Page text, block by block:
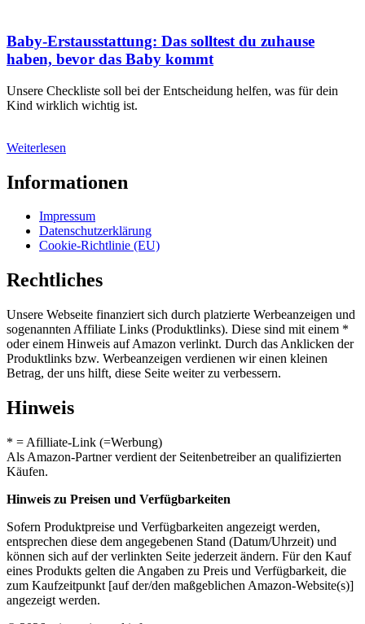
Baby-Erstausstattung: Das solltest du zuhause
haben, bevor das Baby kommt
Unsere Checkliste soll bei der Entscheidung helfen, was für dein
Kind wirklich wichtig ist.
Weiterlesen
Informationen
Impressum
Datenschutzerklärung
Cookie-Richtlinie (EU)
Rechtliches
Unsere Webseite finanziert sich durch platzierte Werbeanzeigen und
sogenannten Affiliate Links (Produktlinks). Diese sind mit einem *
oder einem Hinweis auf Amazon verlinkt. Durch das Anklicken der
Produktlinks bzw. Werbeanzeigen verdienen wir einen kleinen
Betrag, der uns hilft, diese Seite weiter zu verbessern.
Hinweis
* = Afilliate-Link (=Werbung)
Als Amazon-Partner verdient der Seitenbetreiber an qualifizierten
Käufen.
Hinweis zu Preisen und Verfügbarkeiten
Sofern Produktpreise und Verfügbarkeiten angezeigt werden,
entsprechen diese dem angegebenen Stand (Datum/Uhrzeit) und
können sich auf der verlinkten Seite jederzeit ändern. Für den Kauf
eines Produkts gelten die Angaben zu Preis und Verfügbarkeit, die
zum Kaufzeitpunkt [auf der/den maßgeblichen Amazon-Website(s)]
angezeigt werden.